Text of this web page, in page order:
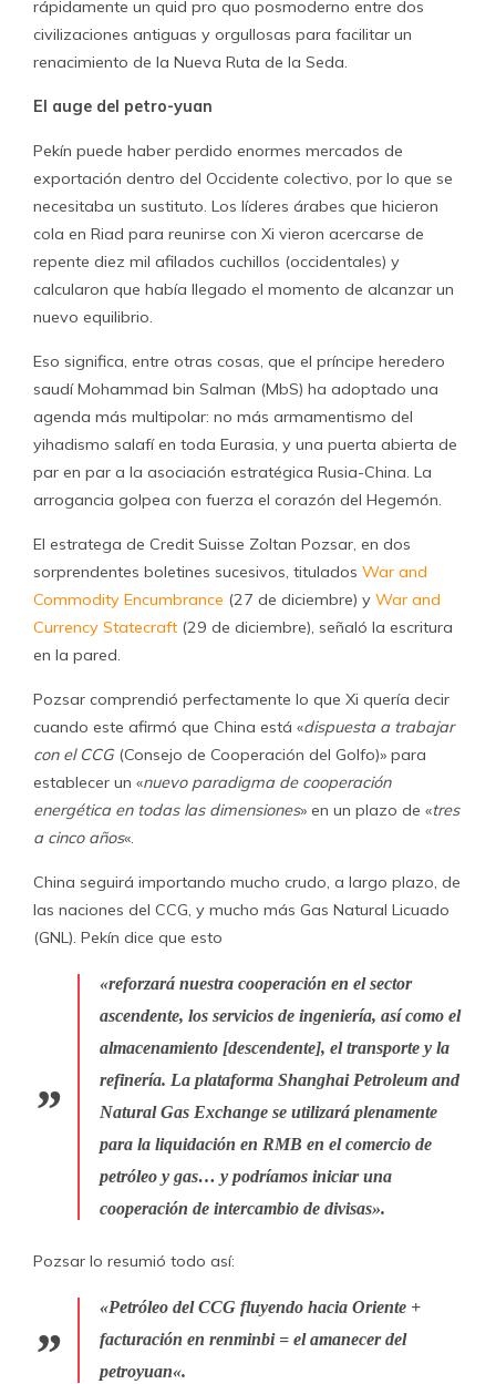
rápidamente un quid pro quo posmoderno entre dos
civilizaciones antiguas y orgullosas para facilitar un
renacimiento de la Nueva Ruta de la Seda.
El auge del petro-yuan
Pekín puede haber perdido enormes mercados de
exportación dentro del Occidente colectivo, por lo que se
necesitaba un sustituto. Los líderes árabes que hicieron
cola en Riad para reunirse con Xi vieron acercarse de
repente diez mil afilados cuchillos (occidentales) y
calcularon que había llegado el momento de alcanzar un
nuevo equilibrio.
Eso significa, entre otras cosas, que el príncipe heredero
saudí Mohammad bin Salman (MbS) ha adoptado una
agenda más multipolar: no más armamentismo del
yihadismo salafí en toda Eurasia, y una puerta abierta de
par en par a la asociación estratégica Rusia-China. La
arrogancia golpea con fuerza el corazón del Hegemón.
El estratega de Credit Suisse Zoltan Pozsar, en dos
sorprendentes boletines sucesivos, titulados War and
Commodity Encumbrance (27 de diciembre) y War and
Currency Statecraft (29 de diciembre), señaló la escritura
en la pared.
Pozsar comprendió perfectamente lo que Xi quería decir
cuando este afirmó que China está «dispuesta a trabajar
con el CCG(Consejo de Cooperación del Golfo)» para
establecer un «nuevo paradigma de cooperación
energética en todas las dimensiones» en un plazo de «tres
a cinco años«.
China seguirá importando mucho crudo, a largo plazo, de
las naciones del CCG, y mucho más Gas Natural Licuado
(GNL). Pekín dice que esto
«reforzará nuestra cooperación en el sector
ascendente, los servicios de ingeniería, así como el
almacenamiento [descendente], el transporte y la
refinería. La plataforma Shanghai Petroleum and
Natural Gas Exchange se utilizará plenamente
para la liquidación en RMB en el comercio de
petróleo y gas… y podríamos iniciar una
cooperación de intercambio de divisas».
Pozsar lo resumió todo así:
«Petróleo del CCG fluyendo hacia Oriente +
facturación en renminbi = el amanecer del
petroyuan«.